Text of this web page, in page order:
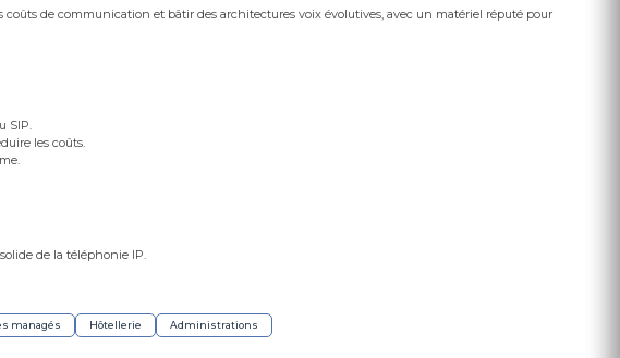
de communication et bâtir des architectures voix évolutives, avec un matériel réputé pour
SIP.
les coûts.
de la téléphonie IP.
managés Hôtellerie Administrations